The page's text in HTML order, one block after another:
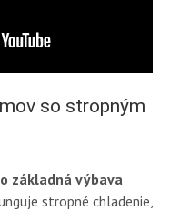
so stropným
základná výbava
stropné chladenie,